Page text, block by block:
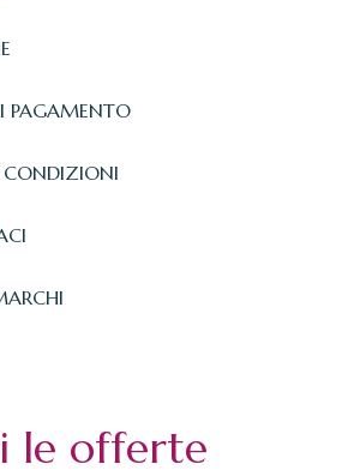
PAGAMENTO
CONDIZIONI
le offerte